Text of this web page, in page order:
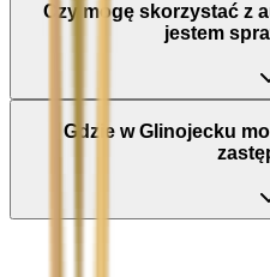
Czy mogę skorzystać z
jestem
Gdzie w Glinojecku